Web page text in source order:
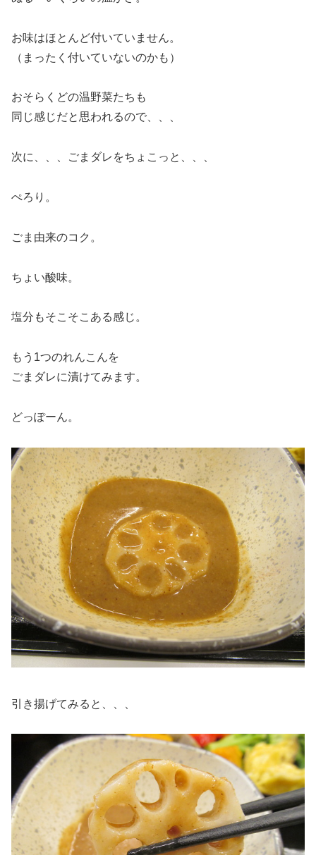
お味はほとんど付いていません。
（まったく付いていないのかも）
おそらくどの温野菜たちも
同じ感じだと思われるので、、、
次に、、、ごまダレをちょこっと、、、
ぺろり。
ごま由来のコク。
ちょい酸味。
塩分もそこそこある感じ。
もう1つのれんこんを
ごまダレに漬けてみます。
どっぽーん。
引き揚げてみると、、、